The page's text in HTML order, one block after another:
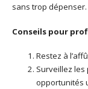
sans trop dépenser.
Conseils pour
Restez à
Surveillez les
opportunités